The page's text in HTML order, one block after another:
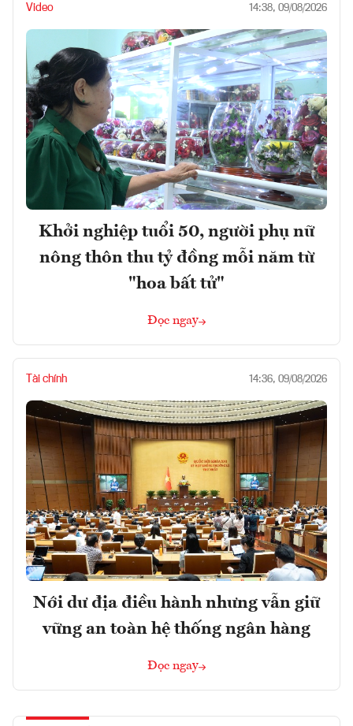
Video 14:38, 09/08/2026
Khởi nghiệp tuổi 50, người phụ nữ
nông thôn thu tỷ đồng mỗi năm từ
"hoa bất tử"
Đọc ngay
Tài chính 14:36, 09/08/2026
Nới dư địa điều hành nhưng vẫn giữ
vững an toàn hệ thống ngân hàng
Đọc ngay